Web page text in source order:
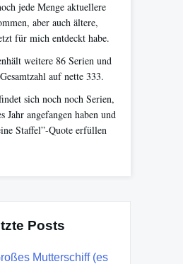
jede Menge aktuellere
aber auch ältere,
für mich entdeckt habe.
weitere 86 Serien und
auf nette 333.
sich noch noch Serien,
Jahr angefangen haben und
Staffel”-Quote erfüllen
Posts
Mutterschiff (es